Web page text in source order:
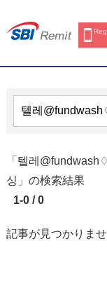
「텔레
싱」の検索結果
1-0 / 0
記事が見つかりませ